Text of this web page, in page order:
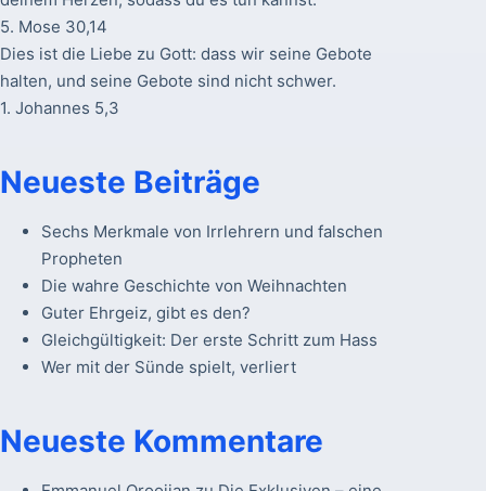
5. Mose 30,14
Dies ist die Liebe zu Gott: dass wir seine Gebote
halten, und seine Gebote sind nicht schwer.
1. Johannes 5,3
Neueste Beiträge
Sechs Merkmale von Irrlehrern und falschen
Propheten
Die wahre Geschichte von Weihnachten
Guter Ehrgeiz, gibt es den?
Gleichgültigkeit: Der erste Schritt zum Hass
Wer mit der Sünde spielt, verliert
Neueste Kommentare